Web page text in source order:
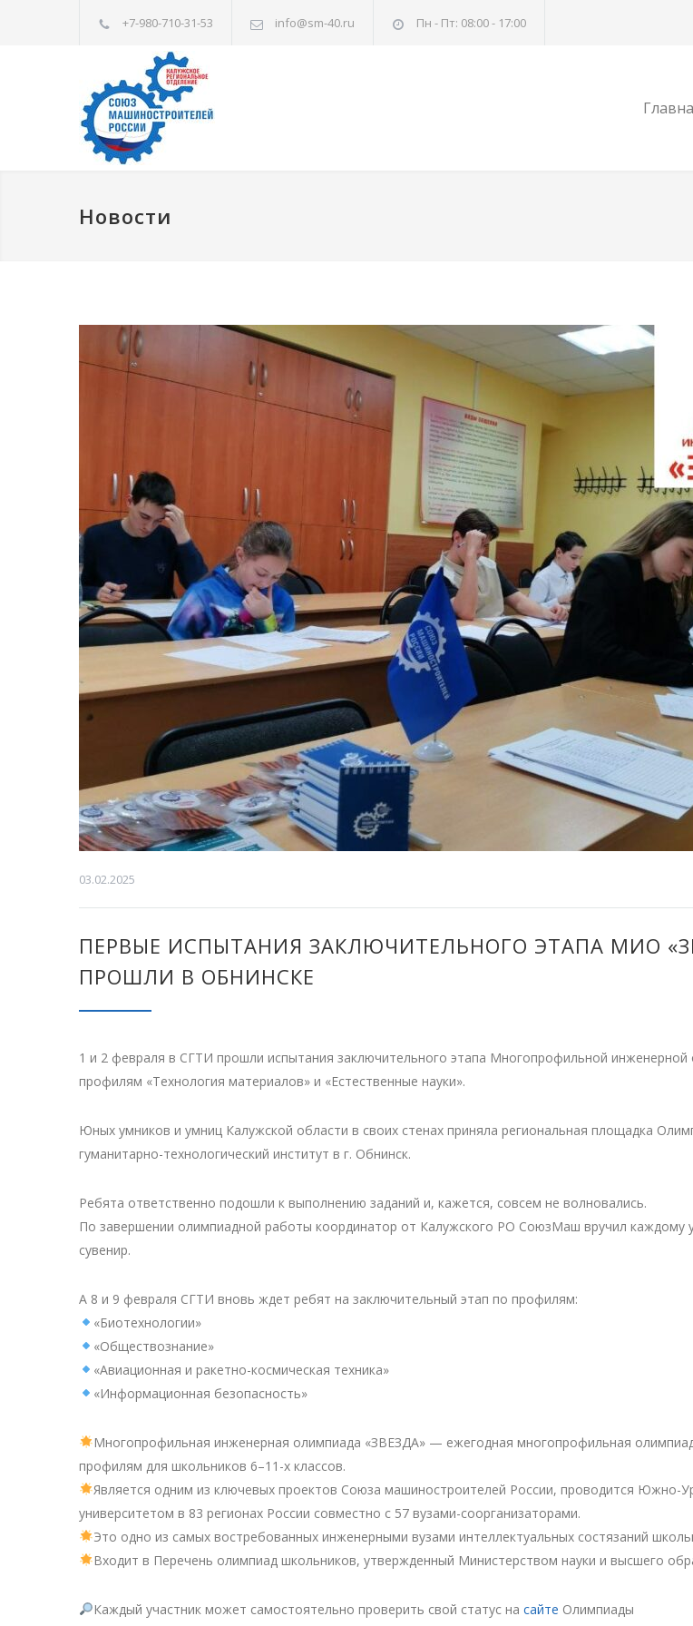
+7-980-710-31-53 info@sm-40.ru Пн - Пт: 08:00 - 17:00
Новости
03.02.2025
ПЕРВЫЕ ИСПЫТАНИЯ ЗАКЛЮЧИТЕЛЬНОГО ЭТАПА МИО
ПРОШЛИ В ОБНИНСКЕ
1 и 2 февраля в СГТИ прошли испытания заключительного этапа Многопрофильной инженерной
профилям «Технология материалов» и «Естественные науки».
Юных умников и умниц Калужской области в своих стенах приняла региональная площадка
гуманитарно-технологический институт в г. Обнинск.
Ребята ответственно подошли к выполнению заданий и, кажется, совсем не волновались.
По завершении олимпиадной работы координатор от Калужского РО СоюзМаш вручил каждому
сувенир.
А 8 и 9 февраля СГТИ вновь ждет ребят на заключительный этап по профилям:
«Биотехнологии»
«Обществознание»
«Авиационная и ракетно-космическая техника»
«Информационная безопасность»
Многопрофильная инженерная олимпиада «ЗВЕЗДА» — ежегодная многопрофильная
профилям для школьников 6–11-х классов.
Является одним из ключевых проектов Союза машиностроителей России, проводится Южно-
университетом в 83 регионах России совместно с 57 вузами-соорганизаторами.
Это одно из самых востребованных инженерными вузами интеллектуальных состязаний
Входит в Перечень олимпиад школьников, утвержденный Министерством науки и высшего
Каждый участник может самостоятельно проверить свой статус на сайте Олимпиады